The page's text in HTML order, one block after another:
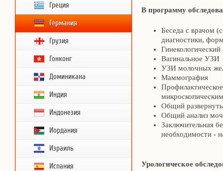
Греция
Германия
Грузия
Гонконг
Доминикана
Индия
Индонезия
Иордания
Израиль
Испания
В программу
Беседа с врачом
диагностики,
Вагинальное УЗИ
УЗИ молочных
Маммография
Общий
Общий анализ
Заключительная
необходимости -
Урологическое